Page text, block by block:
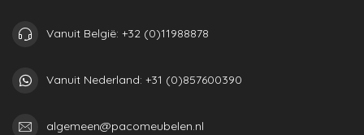
Vanuit België: +32 (0)11988878
Vanuit Nederland: +31 (0)857600390
algemeen@pacomeubelen.nl